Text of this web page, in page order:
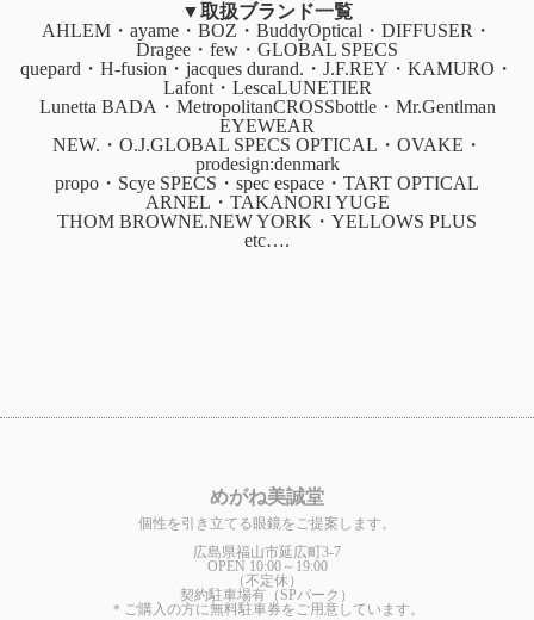
▼取扱ブランド一覧
AHLEM・ayame・BOZ・BuddyOptical・DIFFUSER・
Dragee・few・GLOBAL SPECS
quepard・H-fusion・jacques durand.・J.F.REY・KAMURO・
Lafont・LescaLUNETIER
Lunetta BADA・MetropolitanCROSSbottle・Mr.Gentlman
EYEWEAR
NEW.・O.J.GLOBAL SPECS OPTICAL・OVAKE・
prodesign:denmark
propo・Scye SPECS・spec espace・TART OPTICAL
ARNEL・TAKANORI YUGE
THOM BROWNE.NEW YORK・YELLOWS PLUS
etc….
めがね美誠堂
個性を引き立てる眼鏡をご提案します。
広島県福山市延広町3-7
OPEN 10:00～19:00
（不定休）
契約駐車場有（SPパーク）
＊ご購入の方に無料駐車券をご用意しています。